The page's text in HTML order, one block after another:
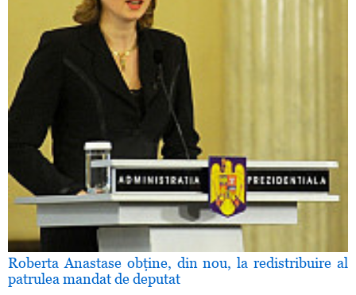
Roberta Anastase obţine, din nou, la redistribuire al
patrulea mandat de deputat